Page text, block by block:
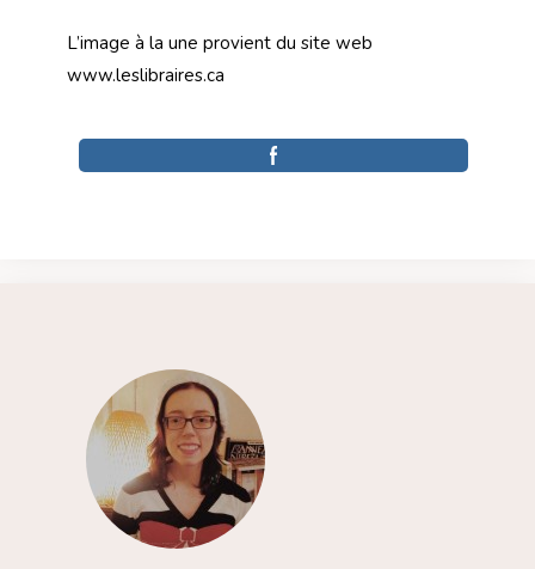
L’image à la une provient du site web
www.leslibraires.ca